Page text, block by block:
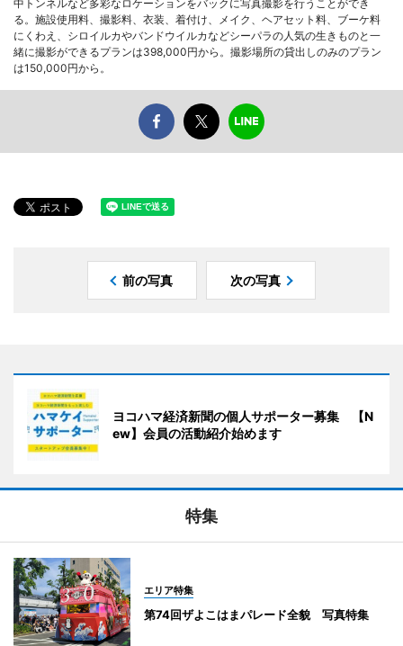
中トンネルなど多彩なロケーションをバックに写真撮影を行うことができ
る。施設使用料、撮影料、衣装、着付け、メイク、ヘアセット料、ブーケ料
にくわえ、シロイルカやバンドウイルカなどシーパラの人気の生きものと一
緒に撮影ができるプランは398,000円から。撮影場所の貸出しのみのプラン
は150,000円から。
前の写真 次の写真
ヨコハマ経済新聞の個人サポーター募集 【N
ew】会員の活動紹介始めます
特集
エリア特集
第74回ザよこはまパレード全貌 写真特集